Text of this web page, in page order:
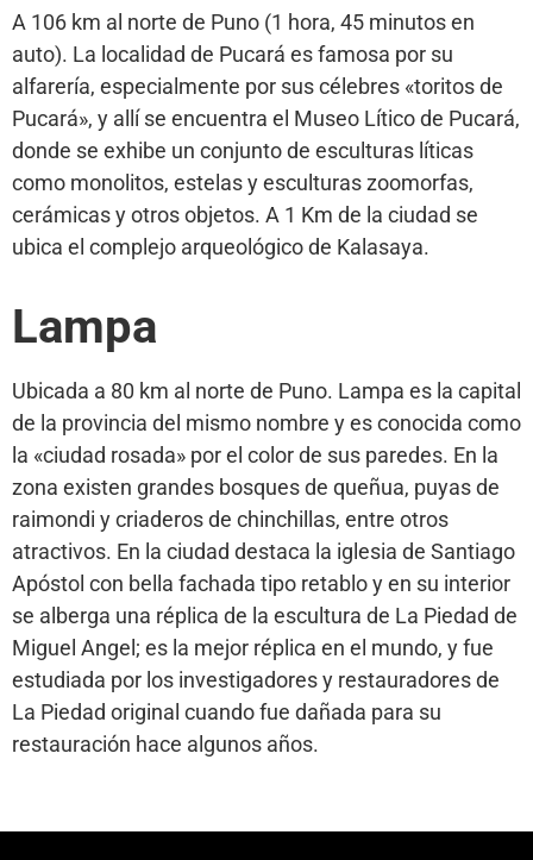
A 106 km al norte de Puno (1 hora, 45 minutos en
auto). La localidad de Pucará es famosa por su
alfarería, especialmente por sus célebres «toritos de
Pucará», y allí se encuentra el Museo Lítico de Pucará,
donde se exhibe un conjunto de esculturas líticas
como monolitos, estelas y esculturas zoomorfas,
cerámicas y otros objetos. A 1 Km de la ciudad se
ubica el complejo arqueológico de Kalasaya.
Lampa
Ubicada a 80 km al norte de Puno. Lampa es la capital
de la provincia del mismo nombre y es conocida como
la «ciudad rosada» por el color de sus paredes. En la
zona existen grandes bosques de queñua, puyas de
raimondi y criaderos de chinchillas, entre otros
atractivos. En la ciudad destaca la iglesia de Santiago
Apóstol con bella fachada tipo retablo y en su interior
se alberga una réplica de la escultura de La Piedad de
Miguel Angel; es la mejor réplica en el mundo, y fue
estudiada por los investigadores y restauradores de
La Piedad original cuando fue dañada para su
restauración hace algunos años.